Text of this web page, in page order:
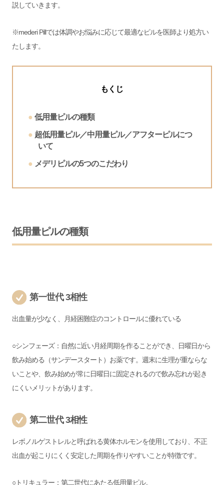
説していきます。
※mederi Pillでは体調やお悩みに応じて最適なピルを医師より処方い
たします。
もくじ
低用量ピルの種類
超低用量ピル／中用量ピル／アフターピルにつ
いて
メデリピルの5つのこだわり
低用量ピルの種類
第一世代 3相性
出血量が少なく、月経困難症のコントロールに優れている
○シンフェーズ：自然に近い月経周期を作ることができ、日曜日から
飲み始める（サンデースタート）お薬です。週末に生理が重ならな
いことや、飲み始めが常に日曜日に固定されるので飲み忘れが起き
にくいメリットがあります。
第二世代 3相性
レボノルゲストレルと呼ばれる黄体ホルモンを使用しており、不正
出血が起こりにくく安定した周期を作りやすいことが特徴です。
○トリキュラー：第二世代にあたる低用量ピル。